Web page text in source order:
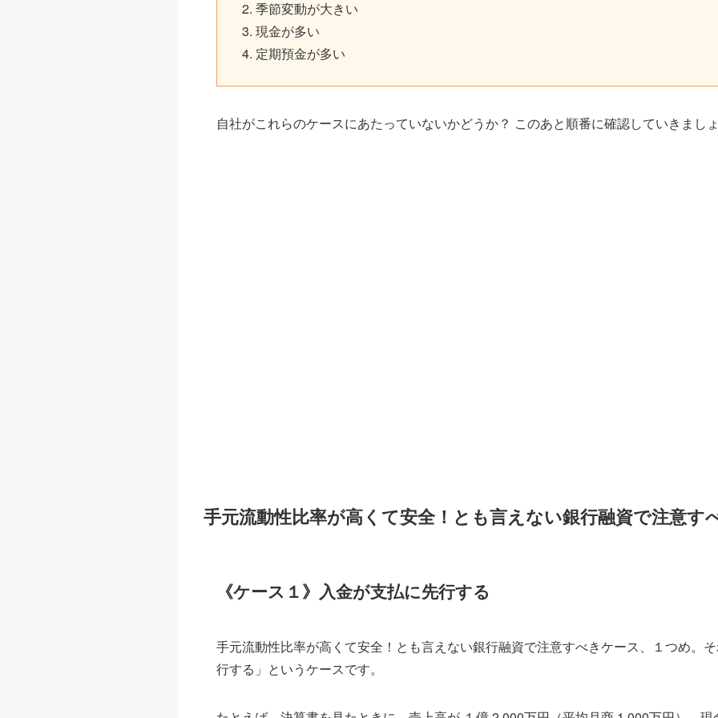
季節変動が大きい
現金が多い
定期預金が多い
自社がこれらのケースにあたっていないかどうか？ このあと順番に確認していきまし
手元流動性比率が高くて安全！とも言えない銀行融資で注意す
《ケース１》入金が支払に先行する
手元流動性比率が高くて安全！とも言えない銀行融資で注意すべきケース、１つめ。
行する」というケースです。